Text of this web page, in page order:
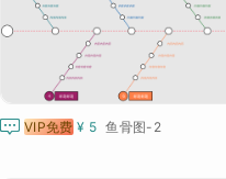
 VIP免费 ¥ 5 鱼骨图-2